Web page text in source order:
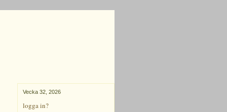
Vecka 32, 2026
logga in?